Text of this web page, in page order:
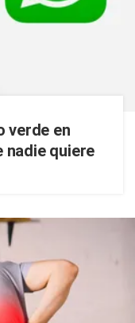
verde en
nadie quiere